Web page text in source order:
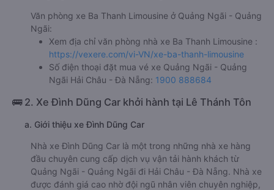
Văn phòng xe Ba Thanh Limousine ở Quảng Ngãi - Quảng
Ngãi:
Xem địa chỉ văn phòng nhà xe Ba Thanh Limousine :
https://vexere.com/vi-VN/xe-ba-thanh-limousine
Số điện thoại đặt mua vé xe Quảng Ngãi - Quảng
Ngãi Hải Châu - Đà Nẵng: 1900 888684
🚌 2. Xe Đình Dũng Car khởi hành tại Lê Thánh Tôn
a. Giới thiệu xe Đình Dũng Car
Nhà xe Đình Dũng Car là một trong những nhà xe hàng
đầu chuyên cung cấp dịch vụ vận tải hành khách từ
Quảng Ngãi - Quảng Ngãi đi Hải Châu - Đà Nẵng. Nhà xe
được đánh giá cao nhờ đội ngũ nhân viên chuyên nghiệp,